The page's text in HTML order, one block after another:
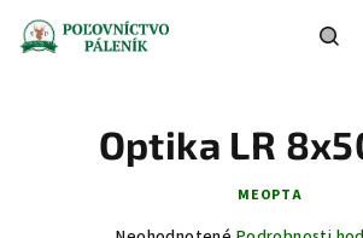
obsah
Optika LR
MEOPTA